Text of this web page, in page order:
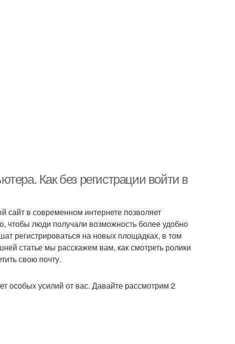
Как без регистрации войти в
сайт в современном интернете позволяет
чтобы люди получали возможность более удобно
регистрироваться на новых площадках, в том
статье мы расскажем вам, как смотреть ролики
свою почту.
особых усилий от вас. Давайте рассмотрим 2